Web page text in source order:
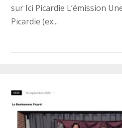
sur Ici Picardie L’émission
Picardie (ex...